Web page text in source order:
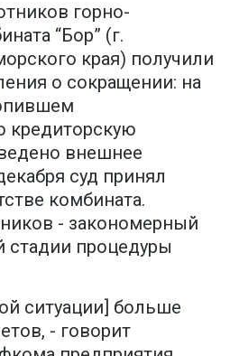
горно-
“Бор” (г.
края) получили
о сокращении: на
кредиторскую
внешнее
суд принял
комбината.
- закономерный
стадии процедуры
ситуации] больше
- говорит